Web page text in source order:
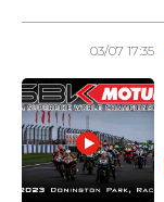
03/07 17:35